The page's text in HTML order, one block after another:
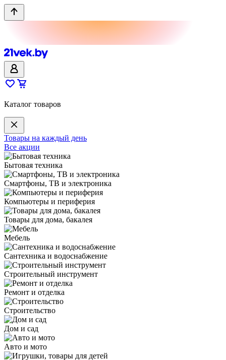
Каталог товаров
Товары на каждый день
Все акции
Бытовая техника
Смартфоны, ТВ и электроника
Компьютеры и периферия
Товары для дома, бакалея
Мебель
Сантехника и водоснабжение
Строительный инструмент
Ремонт и отделка
Строительство
Дом и сад
Авто и мото